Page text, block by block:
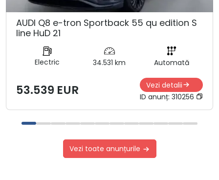
AUDI Q8 e-tron Sportback 55 qu edition S
line HuD 21
Electric 34.531 km Automată
53.539 EUR
Vezi detalii
ID anunț: 310256
Vezi toate anunțurile